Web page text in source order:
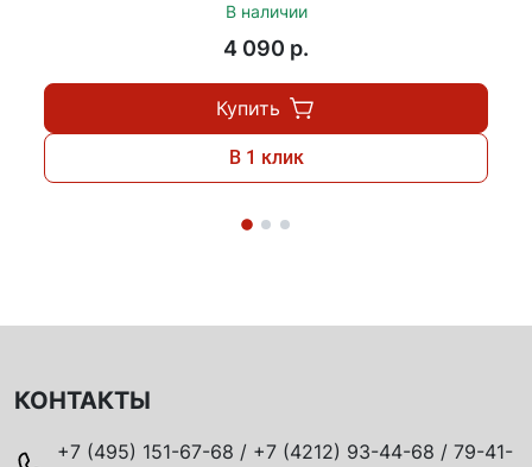
В наличии
4 090 p.
Купить
В 1 клик
КОНТАКТЫ
+7 (495) 151-67-68 / +7 (4212) 93-44-68 / 79-41-